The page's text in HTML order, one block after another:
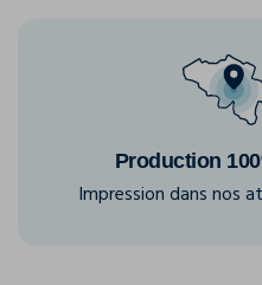
Production
Impression dans nos